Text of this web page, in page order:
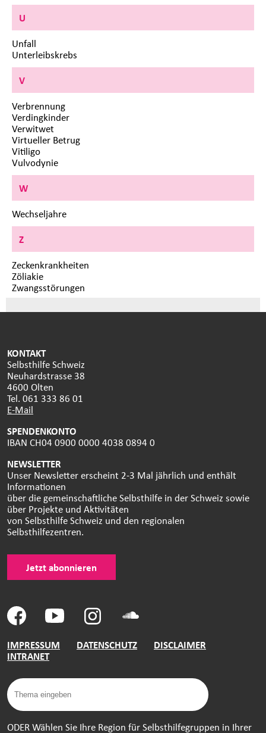
U
Unfall
Unterleibskrebs
V
Verbrennung
Verdingkinder
Verwitwet
Virtueller Betrug
Vitiligo
Vulvodynie
W
Wechseljahre
Z
Zeckenkrankheiten
Zöliakie
Zwangsstörungen
KONTAKT
Selbsthilfe Schweiz
Neuhardstrasse 38
4600 Olten
Tel. 061 333 86 01
E-Mail
SPENDENKONTO
IBAN CH04 0900 0000 4038 0894 0
NEWSLETTER
Unser Newsletter erscheint 2-3 Mal jährlich und enthält
Informationen
über die gemeinschaftliche Selbsthilfe in der Schweiz sowie
über Projekte und Aktivitäten
von Selbsthilfe Schweiz und den regionalen
Selbsthilfezentren.
Jetzt abonnieren
IMPRESSUM DATENSCHUTZ
DISCLAIMER
INTRANET
ODER Wählen Sie Ihre Region für Selbsthilfegruppen in Ihrer